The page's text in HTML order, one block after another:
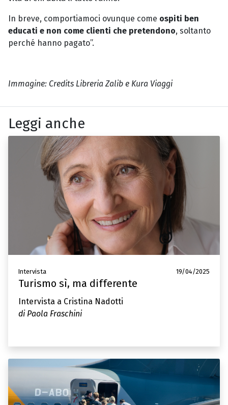
In breve, comportiamoci ovunque come ospiti ben
educati e non come clienti che pretendono, soltanto
perché hanno pagato”.
Immagine: Credits Libreria Zalib e Kura Viaggi
Leggi anche
Intervista 19/04/2025
Turismo sì, ma differente
Intervista a Cristina Nadotti
di Paola Fraschini